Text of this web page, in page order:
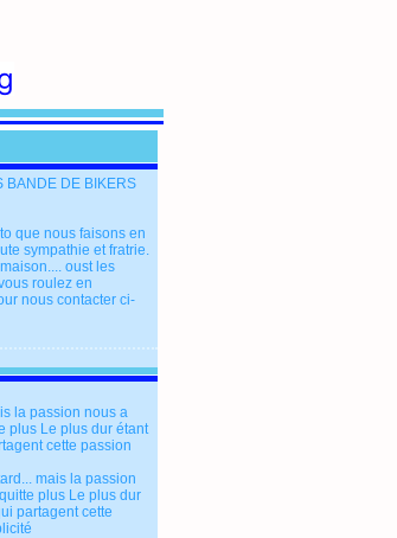
BANDE DE BIKERS
que nous faisons en
sympathie et fratrie.
oust les
roulez en
nous contacter ci-
mais la passion
plus Le plus dur
partagent cette